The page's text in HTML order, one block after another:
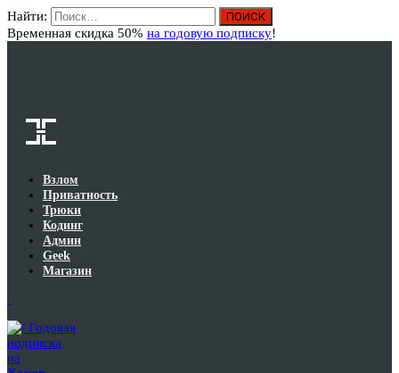
Найти:
Временная скидка 50% на годовую подписку!
Взлом
Приватность
Трюки
Кодинг
Админ
Geek
Магазин
Годовая
подписка
на